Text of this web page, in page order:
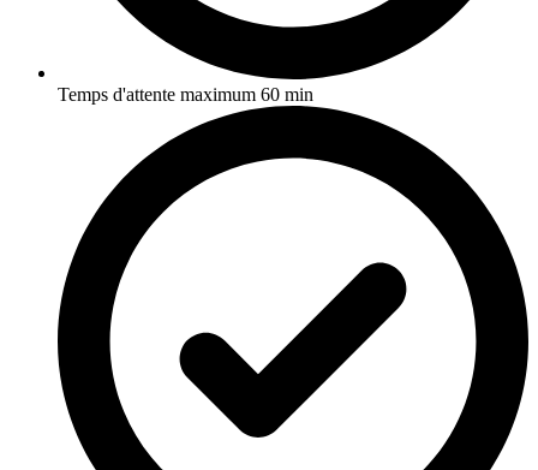
Temps d'attente maximum 60 min